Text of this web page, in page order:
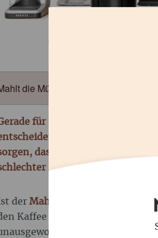
die Mühle gleichmässig?
für Espresso ist ein
Schon kleinste
dass ein Espresso
läuft.
der Mahlgrad zu grob
, fliesst
Kaffee und das Ergebnis wirkt